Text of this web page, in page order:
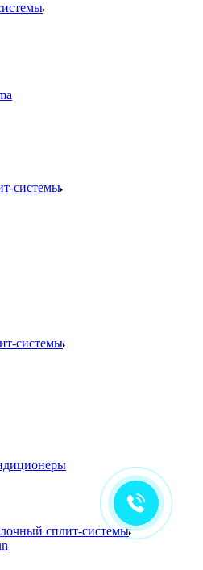
системы
системы
сплит-системы